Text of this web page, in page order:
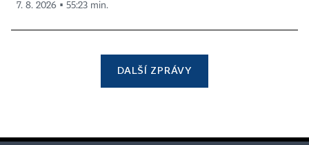
7. 8. 2026 ▪ 55:23 min.
DALŠÍ ZPRÁVY